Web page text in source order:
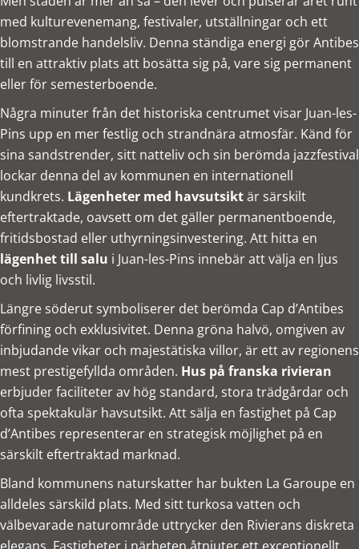
med kulturevenemang, festivaler, utställningar och ett
blomstrande handelsliv. Denna ständiga energi gör Antibes
till en attraktiv plats att bosätta sig på, vare sig permanent
eller för semesterboende.
Några minuter från det historiska centrumet visar Juan-les-
Pins upp en mer festlig och strandnära atmosfär. Känd för
sina sandstrender, sitt natteliv och sin berömda jazzfestival
lockar denna del av kommunen en internationell
kundkrets. Lägenheter med havsutsiktär särskilt
eftertraktade, oavsett om det gäller permanentboende,
fritidsbostad eller uthyrningsinvestering. Att hitta en
lägenhet till salu i Juan-les-Pins innebär att välja en ljus
och livlig livsstil.
Längre söderut symboliserer det berömda Cap d’Antibes
förfining och exklusivitet. Denna gröna halvö, omgiven av
inbjudande vikar och majestätiska villor, är ett av regionens
mest prestigefyllda områden. Hus på franska rivieran
erbjuder faciliteter av hög standard, stora trädgårdar och
ofta spektakulär havsutsikt. Att sälja en fastighet på Cap
d’Antibes representerar en strategisk möjlighet på en
särskilt eftertraktad marknad.
Bland kommunens naturskatter har bukten La Garoupe en
alldeles särskild plats. Med sitt turkosa vatten och
välbevarade naturområde uttrycker den Rivierans diskreta
elegans. Fastigheter i närheten åtnjuter ett exceptionellt